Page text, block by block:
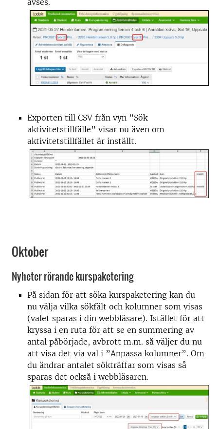
avses.
Exporten till CSV från vyn ”Sök
aktivitetstillfälle” visar nu även om
aktivitetstillfället är inställt.
Oktober
Nyheter rörande kurspaketering
På sidan för att söka kurspaketering kan du
nu välja vilka sökfält och kolumner som visas
(valet sparas i din webbläsare). Istället för att
kryssa i en ruta för att se en summering av
antal påbörjade, avbrott m.m. så väljer du nu
att visa det via val i ”Anpassa kolumner”. Om
du ändrar antalet sökträffar som visas så
sparas det också i webbläsaren.